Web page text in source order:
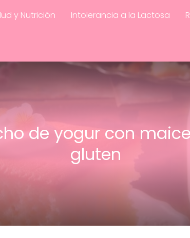
y Nutrición Intolerancia a la Lactosa
de yogur con
gluten